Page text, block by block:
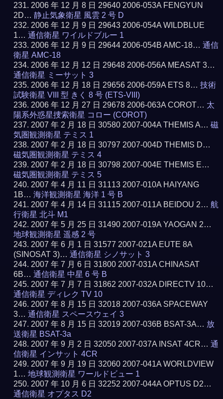
2006 年 12 月 8 日 29640 2006-053A FENGYUN
2D…静止気象衛星 風雲 2 号 D
2006 年 12 月 9 日 29643 2006-054A WILDBLUE
1…通信衛星 ワイルドブルー 1
2006 年 12 月 9 日 29644 2006-054B AMC-18…通信
衛星 AMC-18
2006 年 12 月 12 日 29648 2006-056A MEASAT 3…
通信衛星 ミーサット 3
2006 年 12 月 18 日 29656 2006-059A ETS 8…技術
試験衛星 VIII 型 きく 8 号 (ETS-VIII)
2006 年 12 月 27 日 29678 2006-063A COROT… 太
陽系外惑星捜索衛星 コロー (COROT)
2007 年 2 月 18 日 30580 2007-004A THEMIS A…磁
気圏観測衛星 テミス 1
2007 年 2 月 18 日 30797 2007-004D THEMIS D…
磁気圏観測衛星 テミス 4
2007 年 2 月 18 日 30798 2007-004E THEMIS E…
磁気圏観測衛星 テミス 5
2007 年 4 月 11 日 31113 2007-010A HAIYANG
1B…海洋観測衛星 海洋 1 号 B
2007 年 4 月 14 日 31115 2007-011A BEIDOU 2…航
行衛星 北斗 M1
2007 年 5 月 25 日 31490 2007-019A YAOGAN 2…
地球観測衛星 遥感 2 号
2007 年 6 月 1 日 31577 2007-021A EUTE 8A
(SINOSAT 3)…通信衛星 シノサット 3
2007 年 7 月 6 日 31800 2007-031A CHINASAT
6B…通信衛星 中星 6 号 B
2007 年 7 月 7 日 31862 2007-032A DIRECTV 10…
通信衛星 ディレク TV 10
2007 年 8 月 15 日 32018 2007-036A SPACEWAY
3…通信衛星 スペースウェイ 3
2007 年 8 月 15 日 32019 2007-036B BSAT-3A… 放
送衛星 BSAT-3a
2007 年 9 月 2 日 32050 2007-037A INSAT 4CR…通
信衛星 インサット 4CR
2007 年 9 月 19 日 32060 2007-041A WORLDVIEW
1…地球観測衛星 ワールドビュー 1
2007 年 10 月 6 日 32252 2007-044A OPTUS D2…
通信衛星 オプタス D2